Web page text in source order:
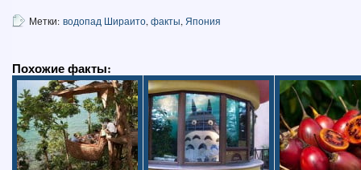
Метки: водопад Шираито,факты,Япония
Похожие факты: